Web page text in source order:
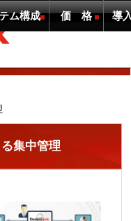
ム構成 価 格 導
集中管理